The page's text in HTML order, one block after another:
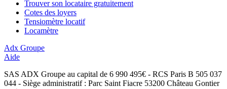
Trouver son locataire gratuitement
Cotes des loyers
Tensiomètre locatif
Locamètre
Adx Groupe
Aide
SAS ADX Groupe au capital de 6 990 495€ - RCS Paris B 505 037
044 - Siège administratif : Parc Saint Fiacre 53200 Château Gontier